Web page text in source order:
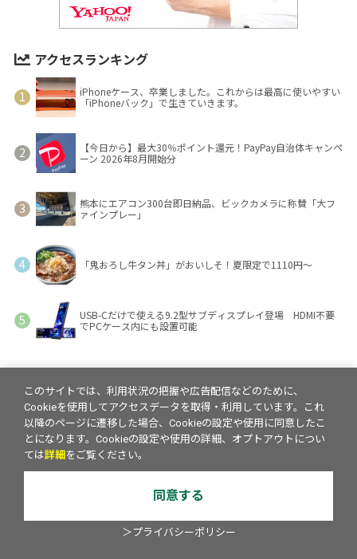
アクセスランキング
iPhoneケース、卒業しました。これからは最高に使いやすい
「iPhoneバック」で生きていきます。
【今日から】最大30％ポイント還元！PayPay自治体キャンペ
ーン 2026年8月開始分
熊本にエアコン300台即日納品、ビックカメラに称賛「大フ
ァインプレー」
「鬼おろし牛タン丼」がおいしそ！夏限定で1110円～
USB-Cだけで使える9.2型サブディスプレイ登場 HDMI不要
でPCケース内にも設置可能
このサイトでは、利用状況の把握や広告配信などのために、
Cookieを使用してアクセスデータを取得・利用しています。これ
以降のページに遷移した場合、Cookieの設定や使用に同意したこ
とになります。Cookieの設定や使用の詳細、オプトアウトについ
ては詳細 をご覧ください。
同意する
＞プライバシーポリシー